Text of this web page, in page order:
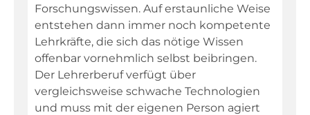
Forschungswissen. Auf erstaunliche Weise
entstehen dann immer noch kompetente
Lehrkräfte, die sich das nötige Wissen
offenbar vornehmlich selbst beibringen.
Der Lehrerberuf verfügt über
vergleichsweise schwache Technologien
und muss mit der eigenen Person agiert